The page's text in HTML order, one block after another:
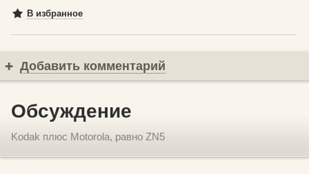
В избранное
Добавить комментарий
Обсуждение
Kodak плюс Motorola, равно ZN5